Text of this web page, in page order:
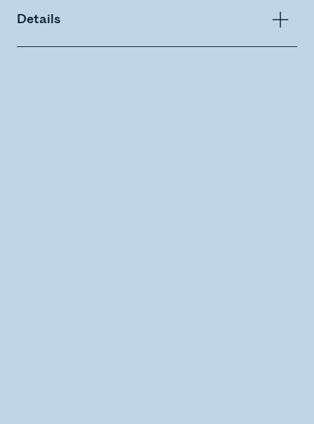
Details